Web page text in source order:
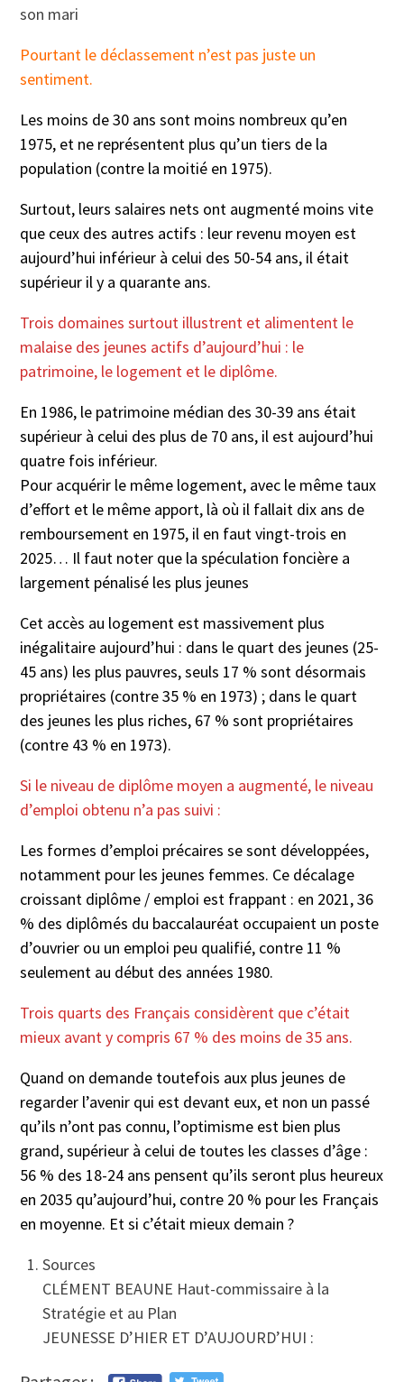
son mari
Pourtant le déclassement n’est pas juste un
sentiment.
Les moins de 30 ans sont moins nombreux qu’en
1975, et ne représentent plus qu’un tiers de la
population (contre la moitié en 1975).
Surtout, leurs salaires nets ont augmenté moins vite
que ceux des autres actifs : leur revenu moyen est
aujourd’hui inférieur à celui des 50-54 ans, il était
supérieur il y a quarante ans.
Trois domaines surtout illustrent et alimentent le
malaise des jeunes actifs d’aujourd’hui : le
patrimoine, le logement et le diplôme.
En 1986, le patrimoine médian des 30-39 ans était
supérieur à celui des plus de 70 ans, il est aujourd’hui
quatre fois inférieur.
Pour acquérir le même logement, avec le même taux
d’effort et le même apport, là où il fallait dix ans de
remboursement en 1975, il en faut vingt-trois en
2025… Il faut noter que la spéculation foncière a
largement pénalisé les plus jeunes
Cet accès au logement est massivement plus
inégalitaire aujourd’hui : dans le quart des jeunes (25-
45 ans) les plus pauvres, seuls 17 % sont désormais
propriétaires (contre 35 % en 1973) ; dans le quart
des jeunes les plus riches, 67 % sont propriétaires
(contre 43 % en 1973).
Si le niveau de diplôme moyen a augmenté, le niveau
d’emploi obtenu n’a pas suivi :
Les formes d’emploi précaires se sont développées,
notamment pour les jeunes femmes. Ce décalage
croissant diplôme / emploi est frappant : en 2021, 36
% des diplômés du baccalauréat occupaient un poste
d’ouvrier ou un emploi peu qualifié, contre 11 %
seulement au début des années 1980.
Trois quarts des Français considèrent que c’était
mieux avant y compris 67 % des moins de 35 ans.
Quand on demande toutefois aux plus jeunes de
regarder l’avenir qui est devant eux, et non un passé
qu’ils n’ont pas connu, l’optimisme est bien plus
grand, supérieur à celui de toutes les classes d’âge :
56 % des 18-24 ans pensent qu’ils seront plus heureux
en 2035 qu’aujourd’hui, contre 20 % pour les Français
en moyenne. Et si c’était mieux demain ?
Sources
CLÉMENT BEAUNE Haut-commissaire à la
Stratégie et au Plan
JEUNESSE D’HIER ET D’AUJOURD’HUI :